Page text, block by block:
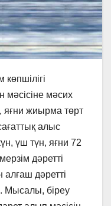
көпшiлiгi
мәсiсiне мәсих
яғни жиырма төрт
алыс
үш түн, яғни 72
дәреттi
алғаш дәреттi
Мысалы, бiреу